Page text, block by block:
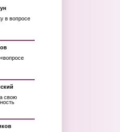
в вопросе
свою